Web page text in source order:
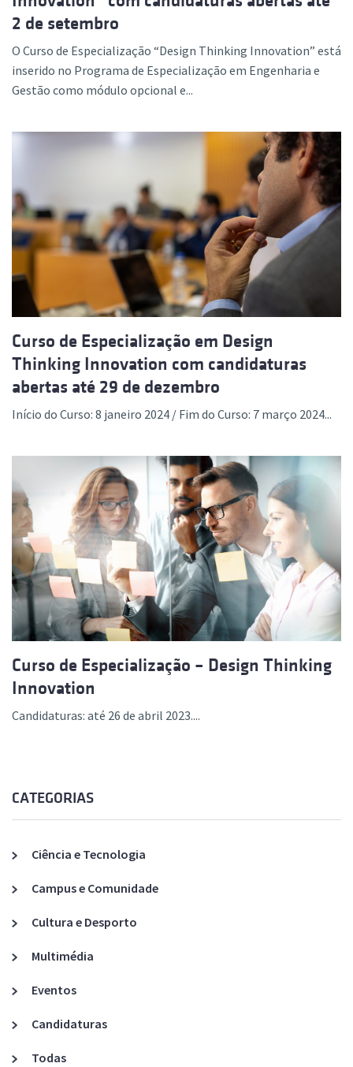
2 de setembro
O Curso de Especialização “Design Thinking Innovation” está
inserido no Programa de Especialização em Engenharia e
Gestão como módulo opcional e...
Curso de Especialização em Design
Thinking Innovation com candidaturas
abertas até 29 de dezembro
Início do Curso: 8 janeiro 2024 / Fim do Curso: 7 março 2024...
Curso de Especialização – Design Thinking
Innovation
Candidaturas: até 26 de abril 2023....
CATEGORIAS
Ciência e Tecnologia
Campus e Comunidade
Cultura e Desporto
Multimédia
Eventos
Candidaturas
Todas